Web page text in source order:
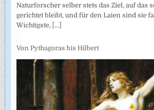
Naturforscher selber stets das Ziel, auf das
gerichtet bleibt, und für den Laien sind sie
Wichtigste, [...]
Von Pythagoras bis Hilbert